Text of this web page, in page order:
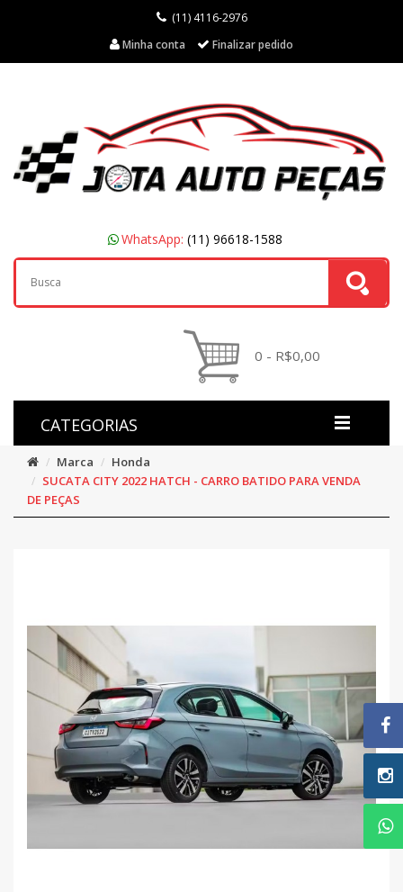
(11) 4116-2976
Minha conta
Finalizar pedido
WhatsApp: (11) 96618-1588
0 - R$0,00
CATEGORIAS
Marca
Honda
SUCATA CITY 2022 HATCH - CARRO BATIDO PARA VENDA
DE PEÇAS